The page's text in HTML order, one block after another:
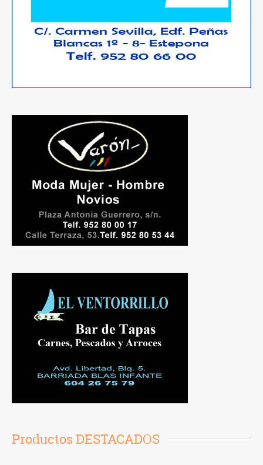
Productos DESTACADOS